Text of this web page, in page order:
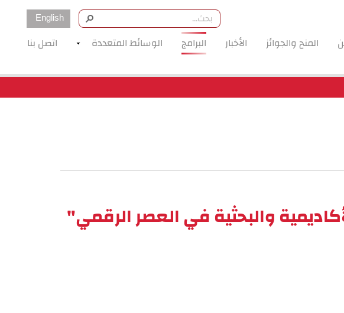
English
المنح والجوائز الأخبار البرامج الوسائط المتعددة اتصل بنا
والبحثية في العصر الرقمي"